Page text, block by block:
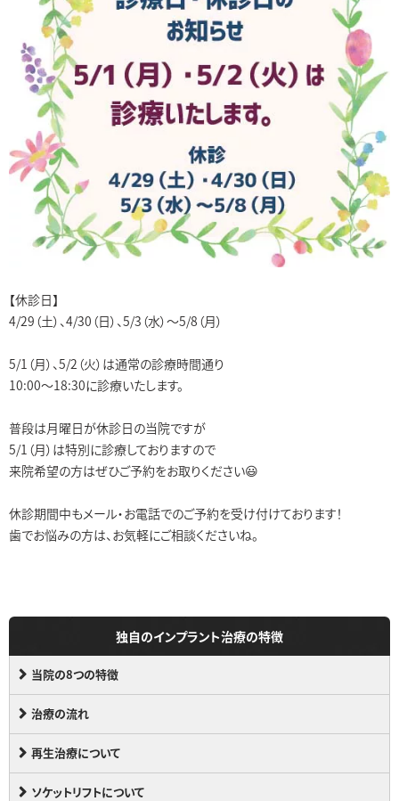
【休診日】
4/29（土）、4/30（日）、5/3（水）～5/8（月）
5/1（月）、5/2（火）は通常の診療時間通り
10:00～18:30に診療いたします。
普段は月曜日が休診日の当院ですが
5/1（月）は特別に診療しておりますので
来院希望の方はぜひご予約をお取りください😃
休診期間中もメール・お電話でのご予約を受け付けております！
歯でお悩みの方は、お気軽にご相談くださいね。
独自のインプラント治療の特徴
当院の8つの特徴
治療の流れ
再生治療について
ソケットリフトについて